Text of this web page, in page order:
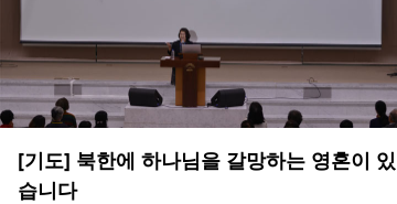
[기도] 북한에 하나님을 갈망하는 영혼이 있
습니다